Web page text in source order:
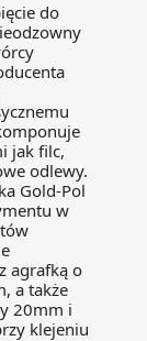
do
jak filc,
odlewy.
Gold-Pol
w
agrafką o
a także
20mm i
klejeniu